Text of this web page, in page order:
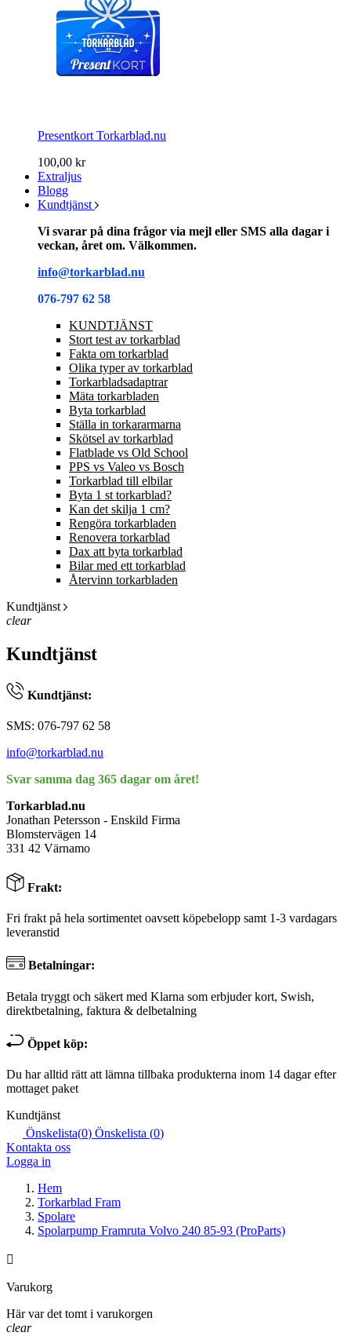
Presentkort Torkarblad.nu
100,00 kr
Extraljus
Blogg
Kundtjänst
Vi svarar på dina frågor via mejl eller SMS alla dagar i
veckan, året om. Välkommen.
info@torkarblad.nu
076-797 62 58
KUNDTJÄNST
Stort test av torkarblad
Fakta om torkarblad
Olika typer av torkarblad
Torkarbladsadaptrar
Mäta torkarbladen
Byta torkarblad
Ställa in torkararmarna
Skötsel av torkarblad
Flatblade vs Old School
PPS vs Valeo vs Bosch
Torkarblad till elbilar
Byta 1 st torkarblad?
Kan det skilja 1 cm?
Rengöra torkarbladen
Renovera torkarblad
Dax att byta torkarblad
Bilar med ett torkarblad
Återvinn torkarbladen
Kundtjänst
clear
Kundtjänst
Kundtjänst:
SMS: 076-797 62 58
info@torkarblad.nu
Svar samma dag 365 dagar om året!
Torkarblad.nu
Jonathan Petersson - Enskild Firma
Blomstervägen 14
331 42 Värnamo
Frakt:
Fri frakt på hela sortimentet oavsett köpebelopp samt 1-3 vardagars
leveranstid
Betalningar:
Betala tryggt och säkert med Klarna som erbjuder kort, Swish,
direktbetalning, faktura & delbetalning
Öppet köp:
Du har alltid rätt att lämna tillbaka produkterna inom 14 dagar efter
mottaget paket
Kundtjänst
Önskelista(0) Önskelista (0)
Kontakta oss
Logga in
Hem
Torkarblad Fram
Spolare
Spolarpump Framruta Volvo 240 85-93 (ProParts)

Varukorg
Här var det tomt i varukorgen
clear